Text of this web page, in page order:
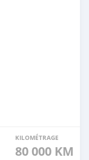
KILOMÉTRAGE
80 000 KM